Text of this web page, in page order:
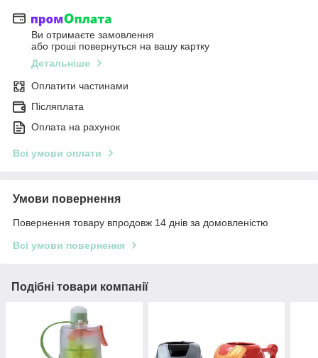
Ви отримаєте замовлення
або гроші повернуться на вашу картку
Детальніше
Оплатити частинами
Післяплата
Оплата на рахунок
Всі умови оплати
Умови повернення
Повернення товару впродовж 14 днів за домовленістю
Всі умови повернення
Подібні товари компанії